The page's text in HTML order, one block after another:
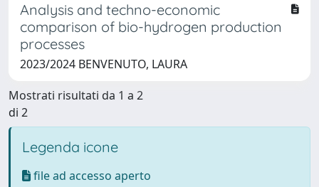
Analysis and techno-economic
comparison of bio-hydrogen production
processes
2023/2024 BENVENUTO, LAURA
Mostrati risultati da 1 a 2
di 2
Legenda icone
file ad accesso aperto